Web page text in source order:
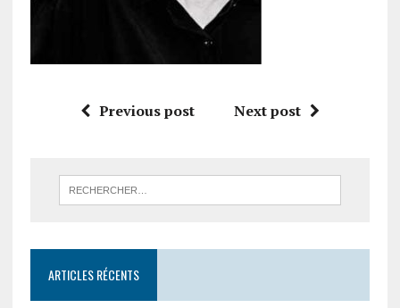
Previous post Next post
ARTICLES RÉCENTS